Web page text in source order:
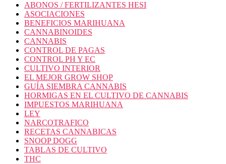
ABONOS / FERTILIZANTES HESI
ASOCIACIONES
BENEFICIOS MARIHUANA
CANNABINOIDES
CANNABIS
CONTROL DE PAGAS
CONTROL PH Y EC
CULTIVO INTERIOR
EL MEJOR GROW SHOP
GUÍA SIEMBRA CANNABIS
HORMIGAS EN EL CULTIVO DE CANNABIS
IMPUESTOS MARIHUANA
LEY
NARCOTRAFICO
RECETAS CANNABICAS
SNOOP DOGG
TABLAS DE CULTIVO
THC